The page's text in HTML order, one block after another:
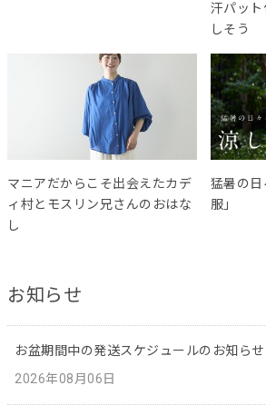
汗パッ
しそう
マニアだからこそ出会えたカデ
ィ村とモスリン兄さんのおはな
し
猛暑の
服」
お知らせ
お盆期間中の発送スケジュールのお知らせ
2026年08月06日